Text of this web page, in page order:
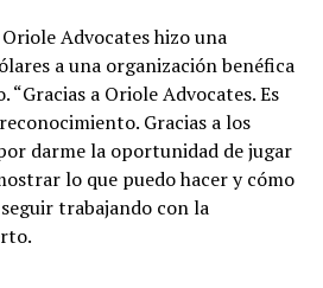
Advocates hizo una
a una organización benéfica
a Oriole Advocates. Es
Gracias a los
darme la oportunidad de jugar
lo que puedo hacer y cómo
trabajando con la